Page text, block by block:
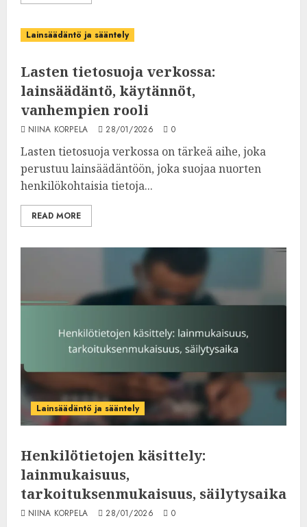
Lainsäädäntö ja sääntely
Lasten tietosuoja verkossa:
lainsäädäntö, käytännöt,
vanhempien rooli
NIINA KORPELA 28/01/2026 0
Lasten tietosuoja verkossa on tärkeä aihe, joka
perustuu lainsäädäntöön, joka suojaa nuorten
henkilökohtaisia tietoja...
READ MORE
Lainsäädäntö ja sääntely
Henkilötietojen käsittely:
lainmukaisuus,
tarkoituksenmukaisuus, säilytysaika
NIINA KORPELA 28/01/2026 0